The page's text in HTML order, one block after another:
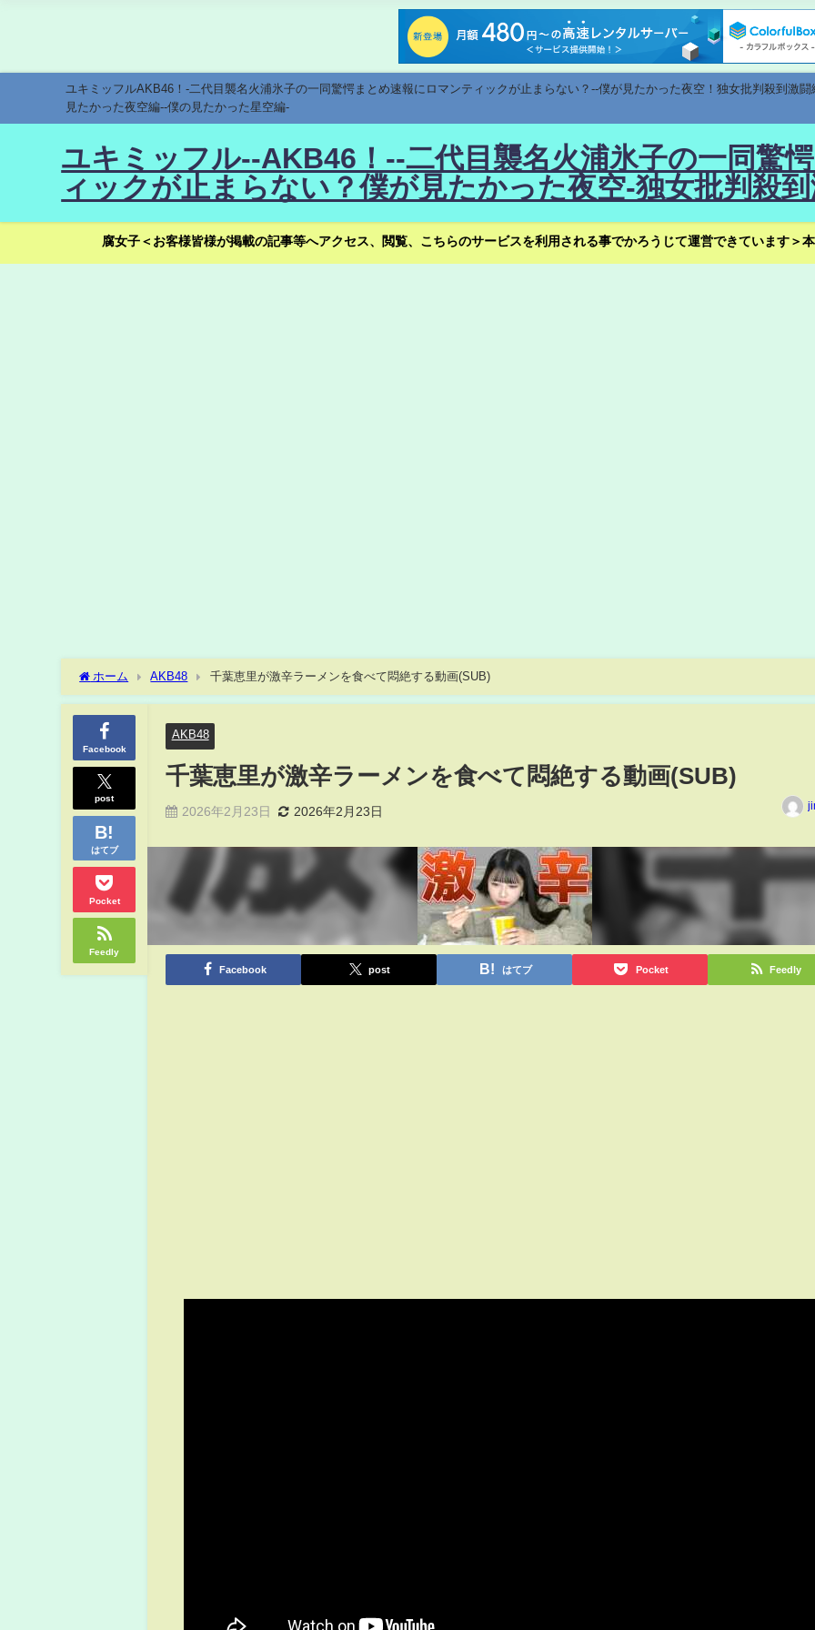
ユキミッフルAKB46！-二代目襲名火浦氷子の一同驚愕まとめ速報にロマンティックが止まらない？--僕が見たかった夜空！独女批判殺到激
見たかった夜空編--僕の見たかった星空編-
ユキミッフル--AKB46！--二代目襲名火浦氷子の一同驚
ィックが止まらない？僕が見たかった夜空-独女批判殺
腐女子＜お客様皆様が掲載の記事等へアクセス、閲覧、こちらのサービスを利用される事でかろうじて運営できています＞
ホーム AKB48 千葉恵里が激辛ラーメンを食べて悶絶する動画(SUB)
Facebook
post
はてブ
Pocket
Feedly
AKB48
千葉恵里が激辛ラーメンを食べて悶絶する動画(SUB)
2026年2月23日 2026年2月23日
Facebook post はてブ Pocket Feedly